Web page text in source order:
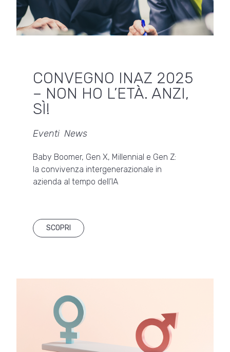
CONVEGNO INAZ 2025
– NON HO L’ETÀ. ANZI,
SÌ!
Eventi, News
Baby Boomer, Gen X, Millennial e Gen Z:
la convivenza intergenerazionale in
azienda al tempo dell’IA
SCOPRI